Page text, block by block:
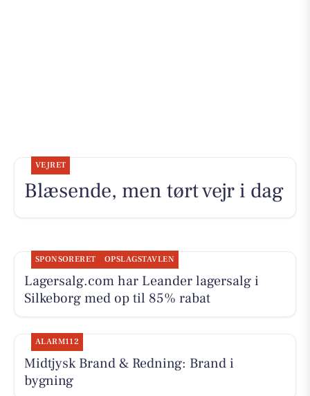
VEJRET
Blæsende, men tørt vejr i dag
SPONSORERET OPSLAGSTAVLEN
Lagersalg.com har Leander lagersalg i
Silkeborg med op til 85% rabat
ALARM112
Midtjysk Brand & Redning: Brand i
bygning